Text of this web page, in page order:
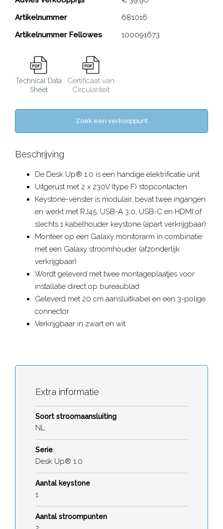
keystone
Artikelnummer
681016
Artikelnummer Fellowes
100091673
Technical Data
Sheet
Certificaat van
Circulariteit
Zoek een verkooppunt
Beschrijving
De Desk Up® 1.0 is een handige elektrificatie unit
Uitgerust met 2 x 230V (type F) stopcontacten
Keystone-venster is modulair, bevat twee ingangen
en werkt met RJ45, USB-A 3.0, USB-C en HDMI of
slechts 1 kabelhouder keystone (apart verkrijgbaar)
Monteer op een Galaxy monitorarm in combinatie
met een Galaxy stroomhouder (afzonderlijk
verkrijgbaar)
Wordt geleverd met twee montageplaatjes voor
installatie direct op bureaublad
Geleverd met 20 cm aansluitkabel en een 3-polige
connector
Verkrijgbaar in zwart en wit
Extra informatie
Soort stroomaansluiting
NL
Serie
Desk Up® 1.0
Aantal keystone
1
Aantal stroompunten